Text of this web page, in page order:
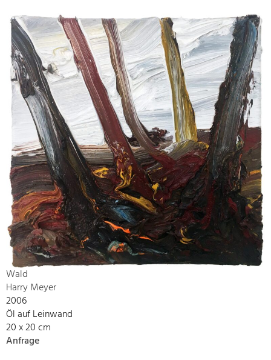
Wald
Harry Meyer
2006
Öl auf Leinwand
20 x 20 cm
Anfrage